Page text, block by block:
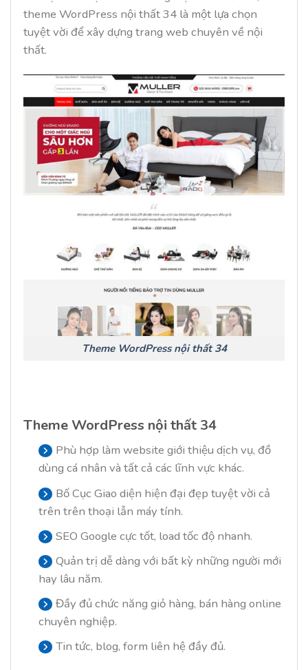
theme WordPress nội thất 34 là một lựa chọn
tuyệt vời để xây dựng trang web chuyên về nội
thất.
Theme WordPress nội thất 34
Theme WordPress nội thất 34
Phù hợp làm website giới thiệu dịch vụ, đồ
dùng cá nhân và tất cả các lĩnh vực khác.
Bố Cục Giao diện hiện đại đẹp tuyệt vời cả
trên trên thoại lẫn máy tính.
SEO Google cực tốt, load tốc độ nhanh.
Quản trị dễ dàng với bất kỳ những người mới
hay lâu năm.
Đầy đủ chức năng giỏ hàng, bán hàng online
chuyên nghiệp.
Tin tức, blog, form liên hệ đầy đủ.